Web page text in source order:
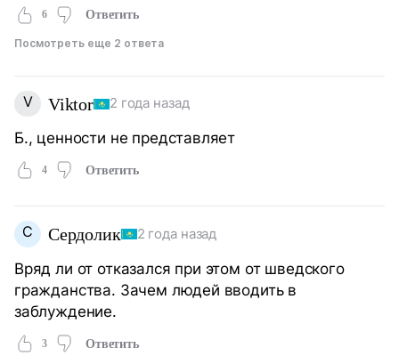
6 Ответить
Посмотреть еще 2 ответа
V Viktor 2 года назад
Б., ценности не представляет
4 Ответить
С Сердолик 2 года назад
Вряд ли от отказался при этом от шведского
гражданства. Зачем людей вводить в
заблуждение.
3 Ответить